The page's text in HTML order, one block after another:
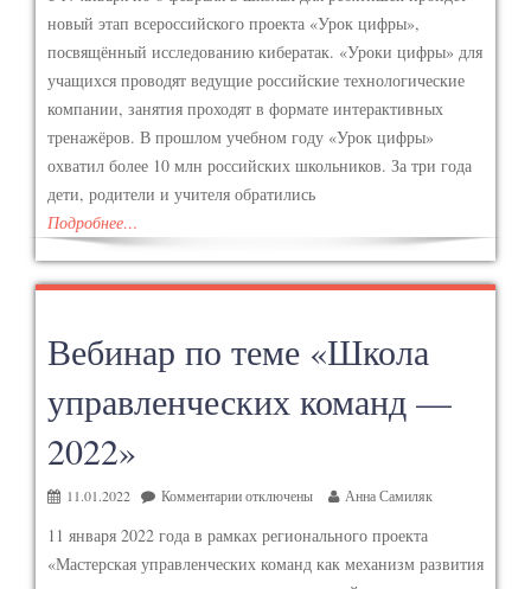
новый этап всероссийского проекта «Урок цифры»,
посвящённый исследованию кибератак. «Уроки цифры» для
учащихся проводят ведущие российские технологические
компании, занятия проходят в формате интерактивных
тренажёров. В прошлом учебном году «Урок цифры»
охватил более 10 млн российских школьников. За три года
дети, родители и учителя обратились
Подробнее…
Вебинар по теме «Школа
управленческих команд —
2022»
11.01.2022 Комментарииотключены Анна Самиляк
11 января 2022 года в рамках регионального проекта
«Мастерская управленческих команд как механизм развития